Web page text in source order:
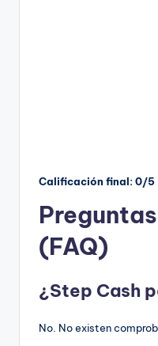
Calificación final: 0/5
(FAQ)
¿Step Cash
No. No existen